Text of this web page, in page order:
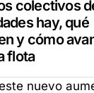
colectivos
hay, qué
y cómo
flota
nuevo